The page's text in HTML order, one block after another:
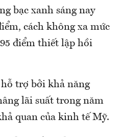
bạc xanh sáng nay
cách không xa mức
điểm thiết lập hồi
trợ bởi khả năng
lãi suất trong năm
quan của kinh tế Mỹ.